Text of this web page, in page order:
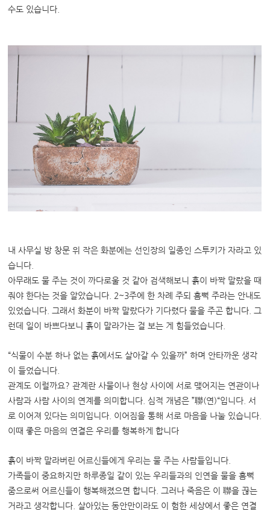
수도 있습니다.
내 사무실 방 창문 위 작은 화분에는 선인장의 일종인 스투키가 자라고 있
습니다.
아무래도 물 주는 것이 까다로울 것 같아 검색해보니 흙이 바짝 말랐을 때
줘야 한다는 것을 알았습니다. 2~3주에 한 차례 주되 흠뻑 주라는 안내도
있었습니다. 그래서 화분이 바짝 말랐다가 기다렸다 물을 주곤 합니다. 그
런데 일이 바쁘다보니 흙이 말라가는 걸 보는 게 힘들었습니다.
“식물이 수분 하나 없는 흙에서도 살아갈 수 있을까” 하며 안타까운 생각
이 들었습니다.
관계도 이럴까요? 관계란 사물이나 현상 사이에 서로 맺어지는 연관이나
사람과 사람 사이의 연계를 의미합니다. 심적 개념은 ”聯(연)“입니다. 서
로 이어져 있다는 의미입니다. 이어짐을 통해 서로 마음을 나눌 있습니다.
이때 좋은 마음의 연결은 우리를 행복하게 합니다
흙이 바짝 말라버린 어르신들에게 우리는 물 주는 사람들입니다.
가족들이 중요하지만 하루종일 같이 있는 우리들과의 인연을 물을 흠뻑
줌으로써 어르신들이 행복해졌으면 합니다. 그러나 죽음은 이 聯을 끊는
거라고 생각합니다. 살아있는 동안만이라도 이 험한 세상에서 좋은 연결